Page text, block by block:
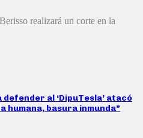
realizará un corte en la
al ‘DipuTesla’ atacó
humana, basura inmunda”